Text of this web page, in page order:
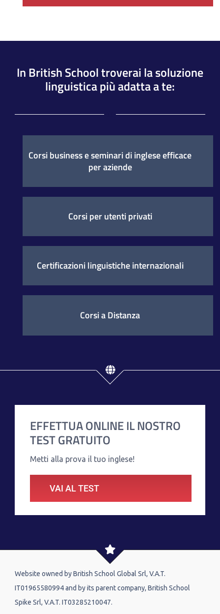
In British School troverai la soluzione
linguistica più adatta a te:
Corsi business e seminari di inglese efficace
per aziende
Corsi per utenti privati
Certificazioni linguistiche internazionali
Corsi a Distanza
EFFETTUA ONLINE IL NOSTRO
TEST GRATUITO
Metti alla prova il tuo inglese!
VAI AL TEST
Website owned by British School Global Srl, V.A.T.
IT01965580994 and by its parent company, British School
Spike Srl, V.A.T. IT03285210047.